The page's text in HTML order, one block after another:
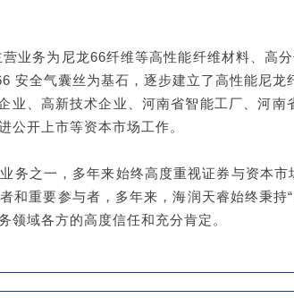
业务为尼龙66纤维等高性能纤维材料、高
安全气囊丝为基石，逐步建立了高性能尼
业、高新技术企业、河南省智能工厂、河
公开上市等资本市场工作。
务之一，多年来始终高度重视证券与资本
和重要参与者，多年来，海润天睿始终秉
领域各方的高度信任和充分肯定。